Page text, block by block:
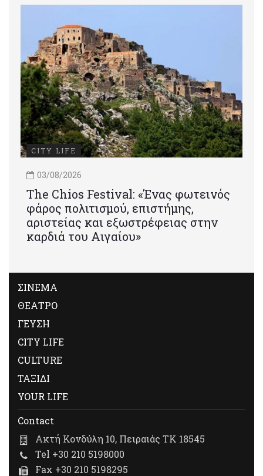
CITY LIFE
03/08/2026
Τhe Chios Festival: «Ένας φωτεινός
φάρος πολιτισμού, επιστήμης,
αριστείας και εξωστρέφειας στην
καρδιά του Αιγαίου»
ΣΙΝΕΜΑ
ΘΕΑΤΡΟ
ΓΕΥΣΗ
CITY LIFE
CULTURE
ΤΑΞΙΔΙ
YOUR LIFE
Contact
Ακτή Κονδύλη 10, Πειραιάς ΤΚ 18545
Tel +30 210 5198000
Fax +30 210 5198295